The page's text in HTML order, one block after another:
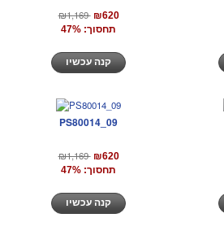
₪1,169 ₪620
תחסוך: 47%
PS80014_09
₪1,169 ₪620
תחסוך: 47%